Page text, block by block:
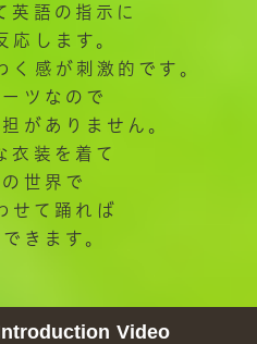
英語の指示に
応します。
く感が刺激的です。
ツなので
がありません。
衣装を着て
世界で
せて踊れば
きます。
Video